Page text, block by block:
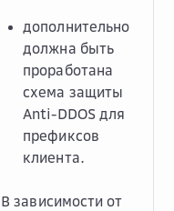
дополнительно
должна быть
проработана
схема защиты
Anti-DDOS для
префиксов
клиента.
В зависимости от